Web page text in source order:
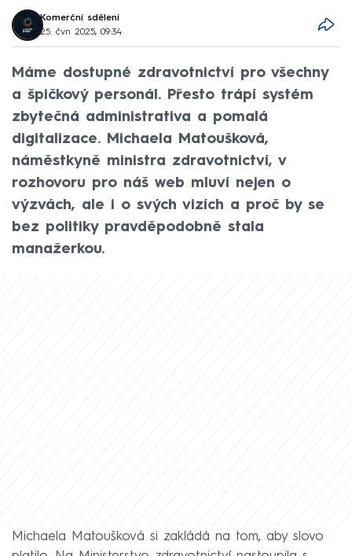
Komerční sdělení
25. čvn 2025, 09:34
Máme dostupné zdravotnictví pro všechny
a špičkový personál. Přesto trápí systém
zbytečná administrativa a pomalá
digitalizace. Michaela Matoušková,
náměstkyně ministra zdravotnictví, v
rozhovoru pro náš web mluví nejen o
výzvách, ale i o svých vizích a proč by se
bez politiky pravděpodobně stala
manažerkou.
Michaela Matoušková si zakládá na tom, aby slovo